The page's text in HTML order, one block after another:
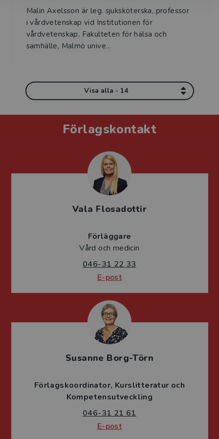
Malin Axelsson är leg. sjuksköterska, professor
i vårdvetenskap vid Institutionen för
vårdvetenskap, Fakulteten för hälsa och
samhälle, Malmö unive...
Visa alla - 14
Förlagskontakt
Vala Flosadottir
Förläggare
Vård och medicin
046-31 22 33
E-post
Susanne Borg-Törn
Förlagskoordinator Kurslitteratur och
Kompetensutveckling
046-31 21 61
E-post